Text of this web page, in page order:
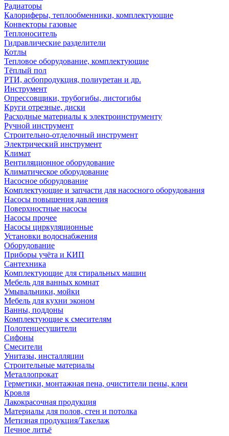
Радиаторы
Калориферы, теплообменники, комплектующие
Конвекторы газовые
Теплоноситель
Гидравлические разделители
Котлы
Тепловое оборудование, комплектующие
Тёплый пол
РТИ, асбопродукция, полиуретан и др.
Инструмент
Опрессовщики, трубогибы, листогибы
Круги отрезные, диски
Расходные материалы к электроинструменту
Ручной инструмент
Строительно-отделочный инструмент
Электрический инструмент
Климат
Вентиляционное оборудование
Климатическое оборудование
Насосное оборудование
Комплектующие и запчасти для насосного оборудования
Насосы повышения давления
Поверхностные насосы
Насосы прочее
Насосы циркуляционные
Установки водоснабжения
Оборудование
Приборы учёта и КИП
Сантехника
Комплектующие для стиральных машин
Мебель для ванных комнат
Умывальники, мойки
Мебель для кухни эконом
Ванны, поддоны
Комплектующие к смесителям
Полотенцесушители
Сифоны
Смесители
Унитазы, инсталляции
Строительные материалы
Металлопрокат
Герметики, монтажная пена, очистители пены, клеи
Кровля
Лакокрасочная продукция
Материалы для полов, стен и потолка
Метизная продукция/Такелаж
Печное литьё